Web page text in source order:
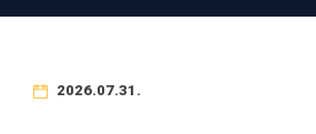
2026.07.31.